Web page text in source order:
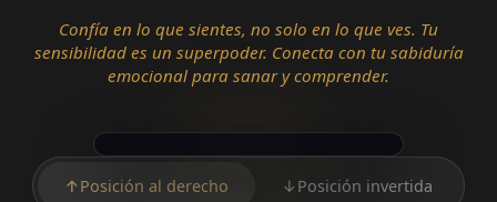
Confía en lo que sientes, no solo en lo que ves. Tu
sensibilidad es un superpoder. Conecta con tu sabiduría
emocional para sanar y comprender.
↑ Posición al derecho ↓ Posición invertida